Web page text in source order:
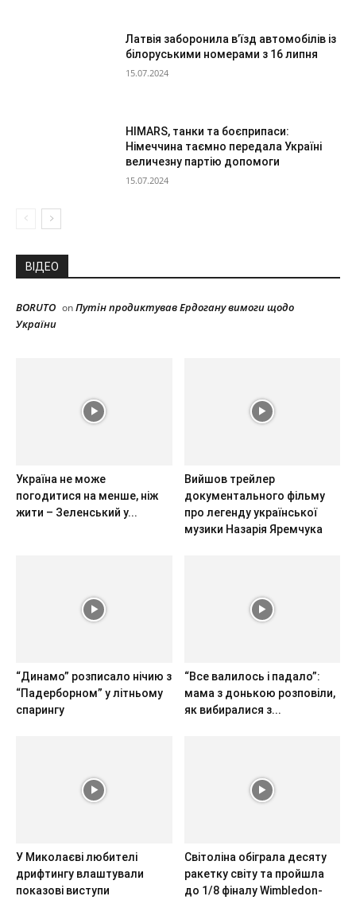
Латвія заборонила в’їзд автомобілів із
білоруськими номерами з 16 липня
15.07.2024
HIMARS, танки та боєприпаси:
Німеччина таємно передала Україні
величезну партію допомоги
15.07.2024
ВІДЕО
BORUTO onПутін продиктував Ердогану вимоги щодо
України
Україна не може
погодитися на менше, ніж
жити – Зеленський у...
Вийшов трейлер
документального фільму
про легенду української
музики Назарія Яремчука
“Динамо” розписало нічию з
“Падерборном” у літньому
спарингу
“Все валилось і падало”:
мама з донькою розповіли,
як вибиралися з...
У Миколаєві любителі
дрифтингу влаштували
показові виступи
Світоліна обіграла десяту
ракетку світу та пройшла
до 1/8 фіналу Wimbledon-